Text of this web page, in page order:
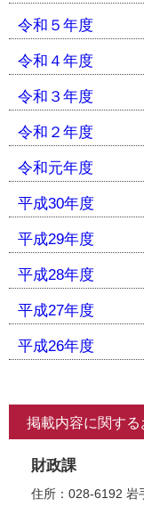
令和５年度
令和４年度
令和３年度
令和２年度
令和元年度
平成30年度
平成29年度
平成28年度
平成27年度
平成26年度
掲載内容に関す
財政課
住所：028-6192 岩